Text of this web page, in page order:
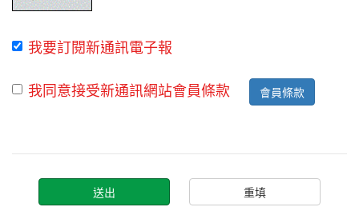
我要訂閱新通訊電子報
我同意接受新通訊網站會員條款
會員條款